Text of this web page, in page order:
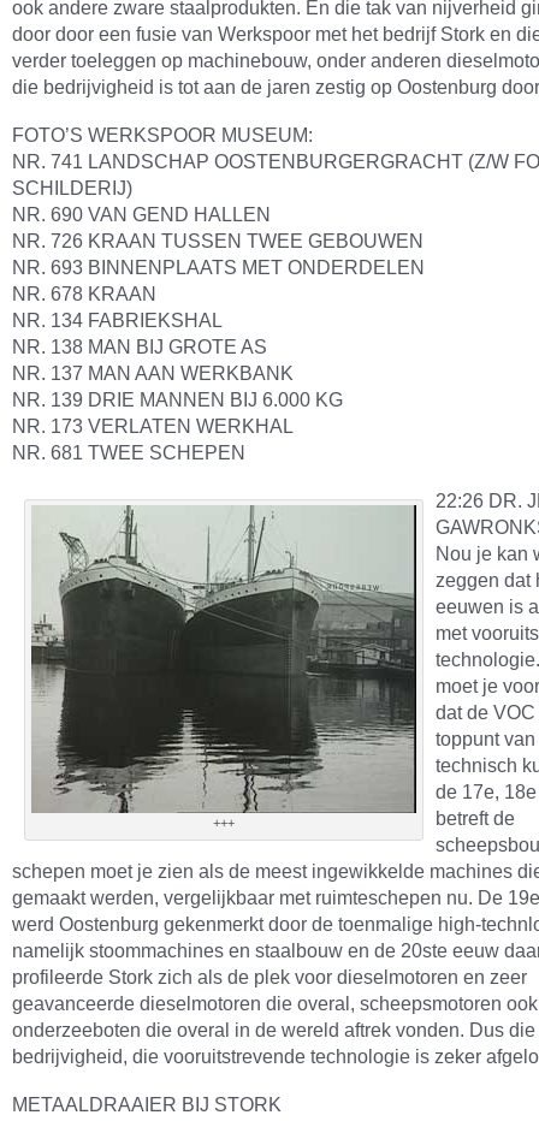
ook andere zware staalprodukten. En die tak van nijverheid
door door een fusie van Werkspoor met het bedrijf Stork en
verder toeleggen op machinebouw, onder anderen
die bedrijvigheid is tot aan de jaren zestig op Oostenburg
FOTO’S WERKSPOOR MUSEUM:
NR. 741 LANDSCHAP OOSTENBURGERGRACHT (Z/W
SCHILDERIJ)
NR. 690 VAN GEND HALLEN
NR. 726 KRAAN TUSSEN TWEE GEBOUWEN
NR. 693 BINNENPLAATS MET ONDERDELEN
NR. 678 KRAAN
NR. 134 FABRIEKSHAL
NR. 138 MAN BIJ GROTE AS
NR. 137 MAN AAN WERKBANK
NR. 139 DRIE MANNEN BIJ 6.000 KG
NR. 173 VERLATEN WERKHAL
NR. 681 TWEE SCHEPEN
+++
22:26 DR.
Nou je kan
zeggen dat
eeuwen is
met
moet je
dat de
toppunt van
technisch
de 17e,
betreft de
schepen moet je zien als de meest ingewikkelde machines
gemaakt werden, vergelijkbaar met ruimteschepen nu. De
werd Oostenburg gekenmerkt door de toenmalige high-
namelijk stoommachines en staalbouw en de 20ste eeuw
profileerde Stork zich als de plek voor dieselmotoren en zeer
geavanceerde dieselmotoren die overal, scheepsmotoren
onderzeeboten die overal in de wereld aftrek vonden. Dus die
bedrijvigheid, die vooruitstrevende technologie is zeker
METAALDRAAIER BIJ STORK